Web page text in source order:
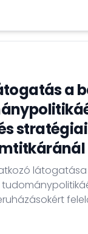
A felek
a
stratégiai